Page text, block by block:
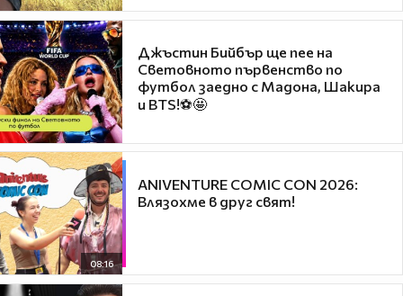
Джъстин Бийбър ще пее на
Световното първенство по
футбол заедно с Мадона, Шакира
и BTS!⚽🤩
08:16
ANIVENTURE COMIC CON 2026:
Влязохме в друг свят!